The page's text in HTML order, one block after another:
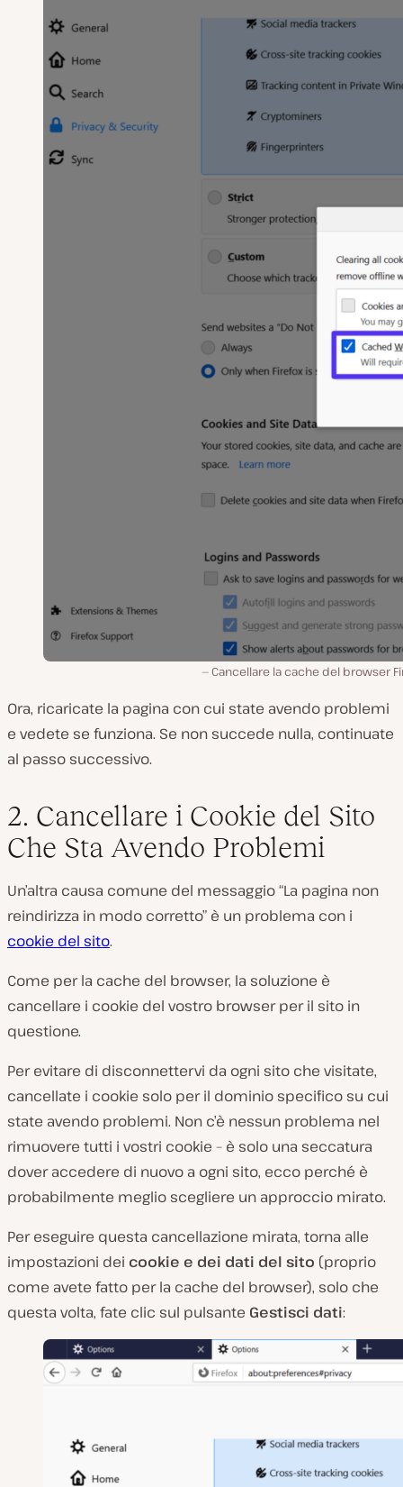
Cancellare la cache del browser
Ora, ricaricate la pagina con cui state avendo problemi
e vedete se funziona. Se non succede nulla, continuate
al passo successivo.
2. Cancellare i Cookie del Sito
Che Sta Avendo Problemi
Un’altra causa comune del messaggio “La pagina non
reindirizza in modo corretto” è un problema con i
cookie del sito.
Come per la cache del browser, la soluzione è
cancellare i cookie del vostro browser per il sito in
questione.
Per evitare di disconnettervi da ogni sito che visitate,
cancellate i cookie solo per il dominio specifico su cui
state avendo problemi. Non c’è nessun problema nel
rimuovere tutti i vostri cookie – è solo una seccatura
dover accedere di nuovo a ogni sito, ecco perché è
probabilmente meglio scegliere un approccio mirato.
Per eseguire questa cancellazione mirata, torna alle
impostazioni dei cookie e dei dati del sito (proprio
come avete fatto per la cache del browser), solo che
questa volta, fate clic sul pulsante Gestisci dati: